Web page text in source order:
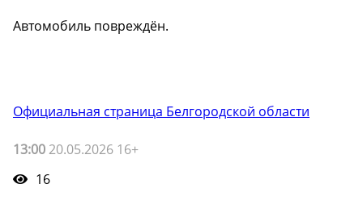
Автомобиль повреждён.
Официальная страница Белгородской области
13:00 20.05.2026 16+
16